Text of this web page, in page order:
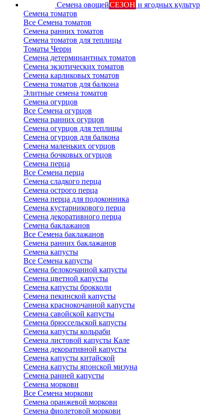
Семена овощейСЕЗОН и ягодных культур
Семена томатов
Все Семена томатов
Семена ранних томатов
Семена томатов для теплицы
Томаты Черри
Семена детерминантных томатов
Семена экзотических томатов
Семена карликовых томатов
Семена томатов для балкона
Элитные семена томатов
Семена огурцов
Все Семена огурцов
Семена ранних огурцов
Семена огурцов для теплицы
Семена огурцов для балкона
Семена маленьких огурцов
Семена бочковых огурцов
Семена перца
Все Семена перца
Семена сладкого перца
Семена острого перца
Семена перца для подоконника
Семена кустарникового перца
Семена декоративного перца
Семена баклажанов
Все Семена баклажанов
Семена ранних баклажанов
Семена капусты
Все Семена капусты
Семена белокочанной капусты
Семена цветной капусты
Семена капусты брокколи
Семена пекинской капусты
Семена краснокочанной капусты
Семена савойской капусты
Семена брюссельской капусты
Семена капусты кольраби
Семена листовой капусты Кале
Семена декоративной капусты
Семена капусты китайской
Семена капусты японской мизуна
Семена ранней капусты
Семена моркови
Все Семена моркови
Семена оранжевой моркови
Семена фиолетовой моркови